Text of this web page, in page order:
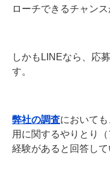
ローチできるチャンス
しかもLINEなら、応
す。
弊社の調査において
用に関するやりとり
経験があると回答して